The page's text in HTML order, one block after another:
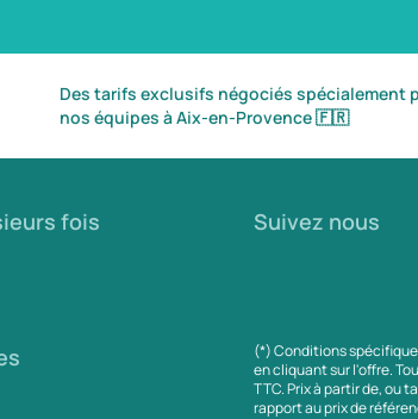
Des tarifs exclusifs négociés spécialement
nos équipes à Aix-en-Provence🇫🇷
fois Suivez nous
(*) Conditions
en cliquant sur l'offre.
TTC. Prix à partir de, ou
rapport au prix de